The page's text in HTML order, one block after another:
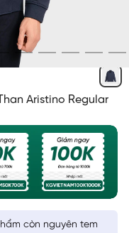
Aristino Regular
còn nguyên tem